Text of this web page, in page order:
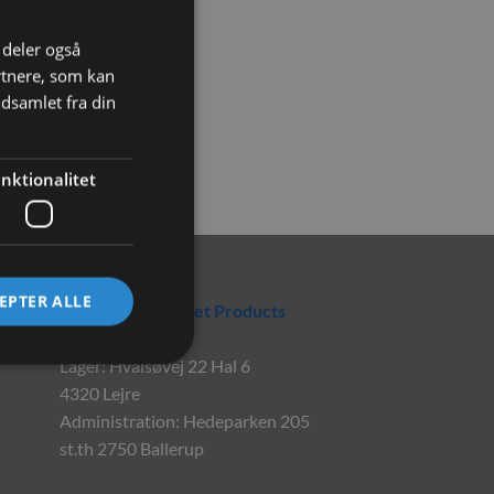
Rabbitpet
En del af World Pet Products
Lager: Hvalsøvej 22 Hal 6
4320 Lejre
Administration: Hedeparken 205
st.th 2750 Ballerup
også
som kan
fra din
ALLE